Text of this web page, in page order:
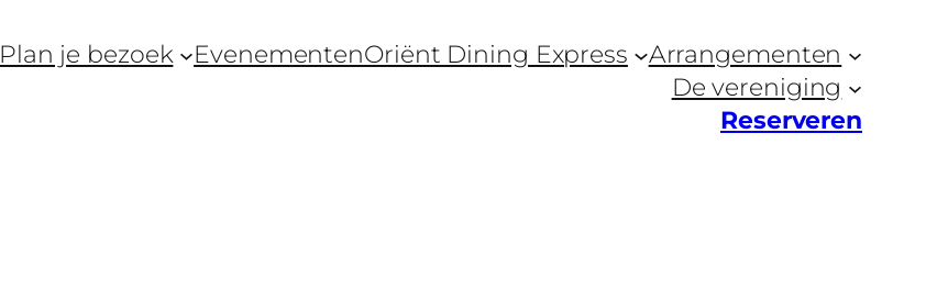
Plan je bezoek EvenementenOriënt Dining Express
Arrangementen
De vereniging
Reserveren